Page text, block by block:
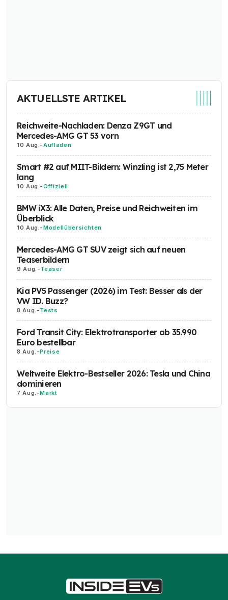
AKTUELLSTE ARTIKEL
Reichweite-Nachladen: Denza Z9GT und
Mercedes-AMG GT 53 vorn
10 Aug.-Aufladen
Smart #2 auf MIIT-Bildern: Winzling ist 2,75 Meter
lang
10 Aug.-Offiziell
BMW iX3: Alle Daten, Preise und Reichweiten im
Überblick
10 Aug.-Modellübersichten
Mercedes-AMG GT SUV zeigt sich auf neuen
Teaserbildern
9 Aug. -Teaser
Kia PV5 Passenger (2026) im Test: Besser als der
VW ID. Buzz?
8 Aug. -Tests
Ford Transit City: Elektrotransporter ab 35.990
Euro bestellbar
8 Aug. -Preise
Weltweite Elektro-Bestseller 2026: Tesla und China
dominieren
7 Aug. -Markt